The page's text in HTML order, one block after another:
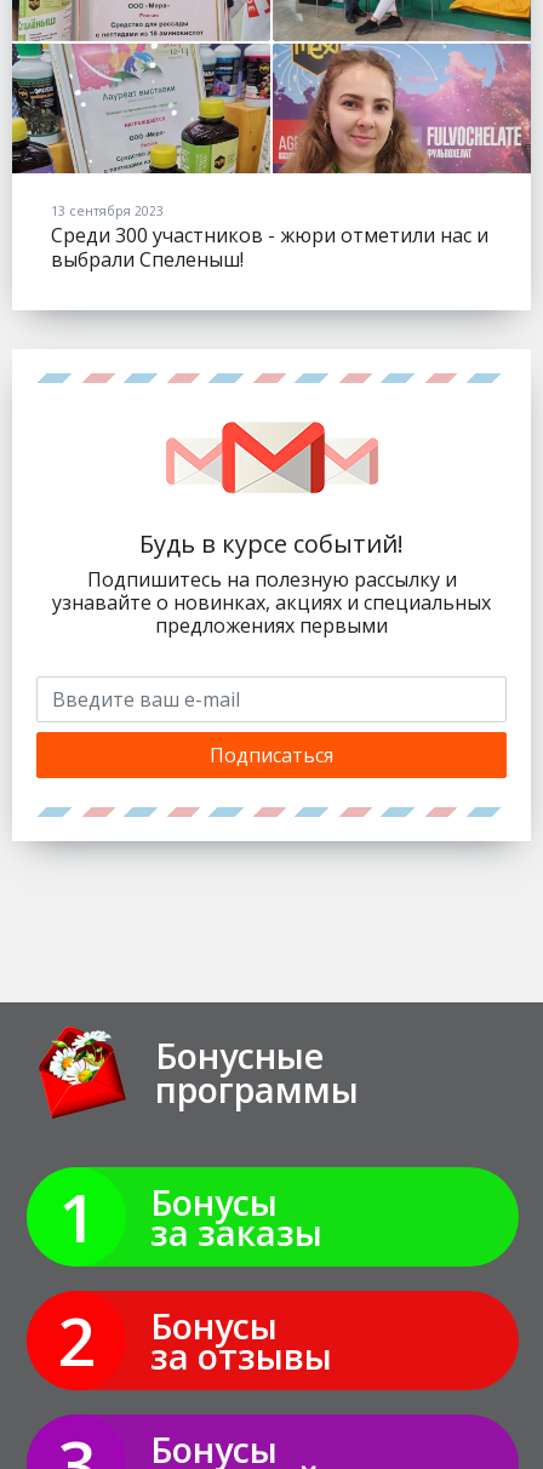
13 сентября 2023
Среди 300 участников - жюри отметили нас и
выбрали Спеленыш!
Будь в курсе событий!
Подпишитесь на полезную рассылку и
узнавайте о новинках, акциях и специальных
предложениях первыми
Подписаться
Бонусные
программы
1 Бонусы
за заказы
2 Бонусы
за отзывы
Бонусы